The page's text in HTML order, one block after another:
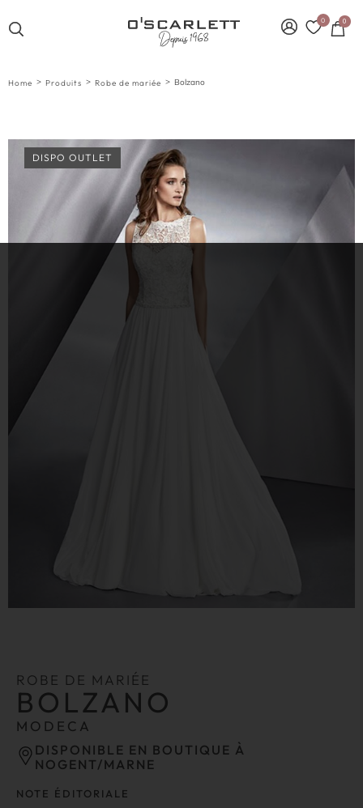
0 0
Home > Produits > Robe de mariée > Bolzano
DISPO OUTLET
ROBE DE MARIÉE
BOLZANO
MODECA
DISPONIBLE EN BOUTIQUE À
NOGENT/MARNE
NOTE ÉDITORIALE